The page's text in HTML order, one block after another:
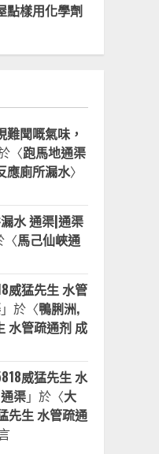
點樣用化學劑
聞嘅氣味，
〈跑馬地通渠
應廁所漏水〉
水 通渠|通渠
〈馬己仙峽通
威猛先生 水管
」於〈鴨脷洲,
水管疏通剂 成
威猛先生 水
渠」於〈大
先生 水管疏通